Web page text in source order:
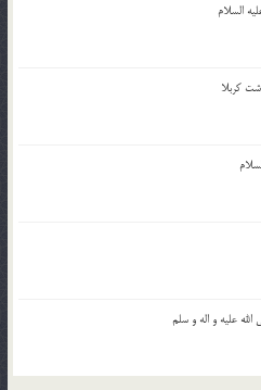
السلام
کربلا
علیه و اله و سلم